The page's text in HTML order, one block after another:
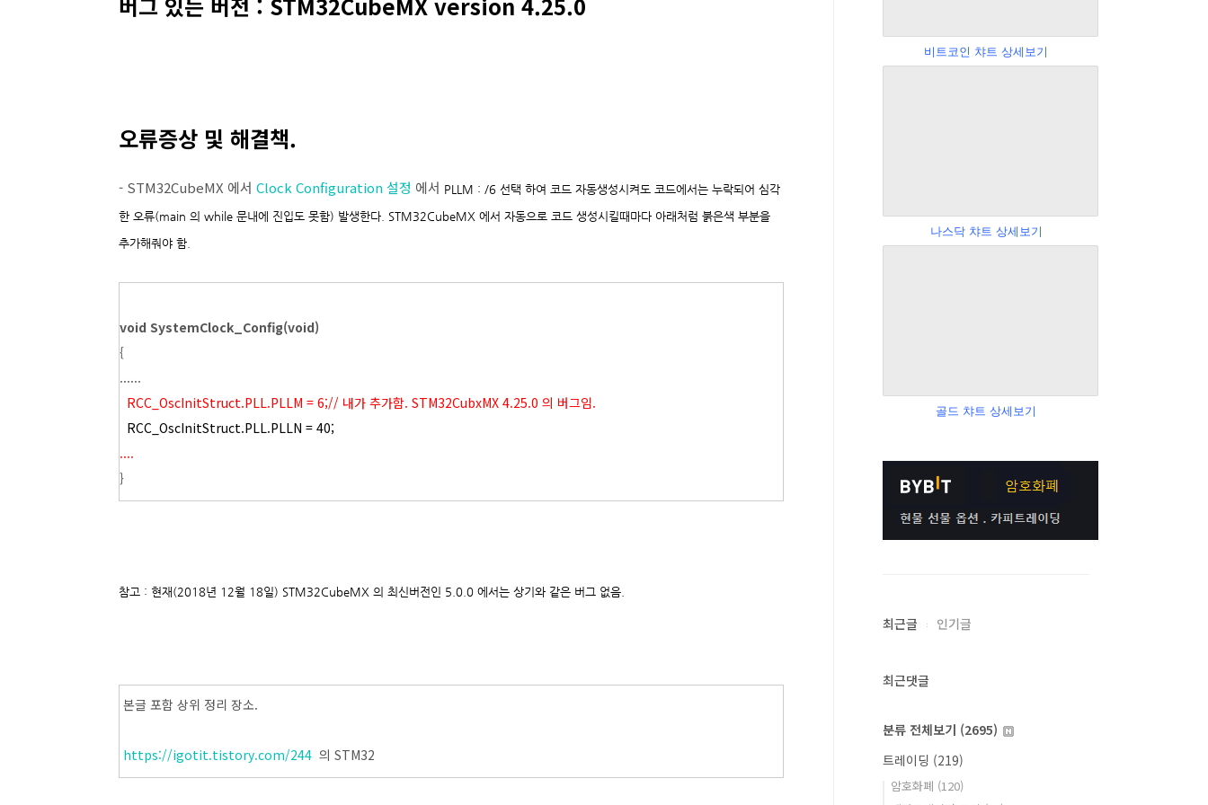
오류증상 및 해결책.
- STM32CubeMX 에서 Clock Configuration 설정 에서 PLLM : /6 선택 하여 코드 자동생성시켜도 코드에서는 누락되어 심각
한 오류(main 의 while 문내에 진입도 못함) 발생한다. STM32CubeMX 에서 자동으로 코드 생성시킬때마다 아래처럼 붉은색 부분을
추가해줘야 함.
void SystemClock_Config(void)
{
......
RCC_OscInitStruct.PLL.PLLM = 6;// 내가 추가함. STM32CubxMX 4.25.0 의 버그임.
RCC_OscInitStruct.PLL.PLLN = 40;
....
}
참고 : 현재(2018년 12월 18일) STM32CubeMX 의 최신버전인 5.0.0 에서는 상기와 같은 버그 없음.
본글 포함 상위 정리 장소.
https://igotit.tistory.com/244 의 STM32
비트코인 챠트 상세보기
나스닥 챠트 상세보기
골드 챠트 상세보기
최근글 인기글
최근댓글
분류 전체보기 (2695)
트레이딩 (219)
암호화폐 (120)